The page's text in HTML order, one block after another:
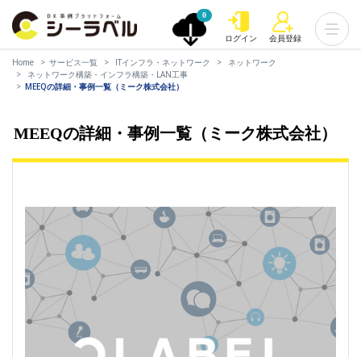
0
ログイン 会員登録
Home サービス一覧 ITインフラ・ネットワーク
ネットワーク
ネットワーク構築・インフラ構築・LAN工事
MEEQの詳細・事例一覧（ミーク株式会社）
MEEQの詳細・事例一覧（ミーク株式会社）